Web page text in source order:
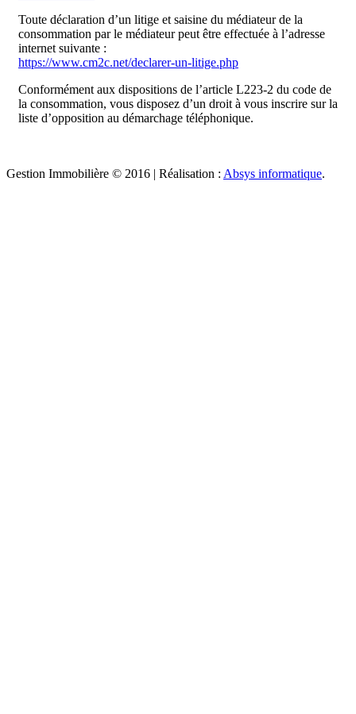
Toute déclaration d’un litige et saisine du médiateur de la
consommation par le médiateur peut être effectuée à l’adresse
internet suivante :
https://www.cm2c.net/declarer-un-litige.php
Conformément aux dispositions de l’article L223-2 du code de
la consommation, vous disposez d’un droit à vous inscrire sur la
liste d’opposition au démarchage téléphonique.
Gestion Immobilière © 2016 | Réalisation : Absys informatique.